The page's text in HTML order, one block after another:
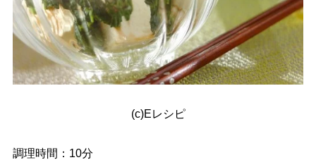
(c)Eレシピ
調理時間：10分